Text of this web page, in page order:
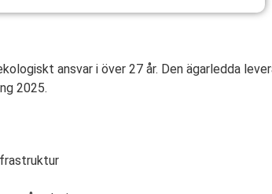
ansvar i över 27 år. Den ägarledda
2025.